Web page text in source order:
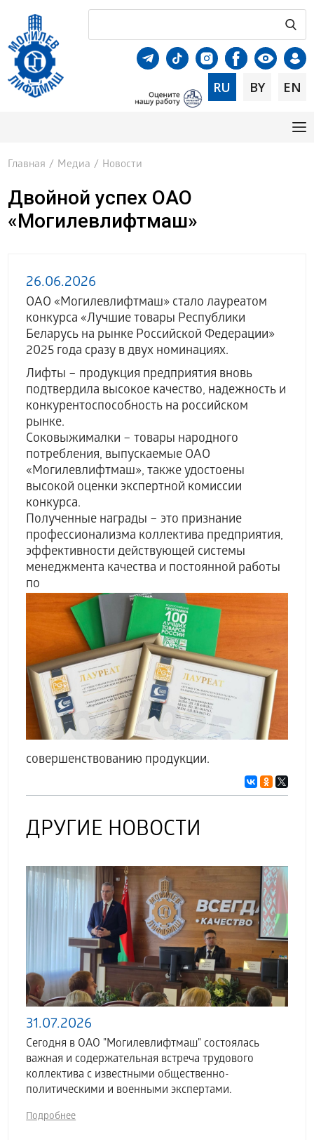
RU BY EN
Главная / Медиа / Новости
Двойной успех ОАО
«Могилевлифтмаш»
26.06.2026
ОАО «Могилевлифтмаш» стало лауреатом
конкурса «Лучшие товары Республики
Беларусь на рынке Российской Федерации»
2025 года сразу в двух номинациях.
Лифты – продукция предприятия вновь
подтвердила высокое качество, надежность и
конкурентоспособность на российском
рынке.
Соковыжималки – товары народного
потребления, выпускаемые ОАО
«Могилевлифтмаш», также удостоены
высокой оценки экспертной комиссии
конкурса.
Полученные награды – это признание
профессионализма коллектива предприятия,
эффективности действующей системы
менеджмента качества и постоянной работы
по
совершенствованию продукции.
ДРУГИЕ НОВОСТИ
31.07.2026
Сегодня в ОАО "Могилевлифтмаш" состоялась
важная и содержательная встреча трудового
коллектива с известными общественно-
политическими и военными экспертами.
Подробнее